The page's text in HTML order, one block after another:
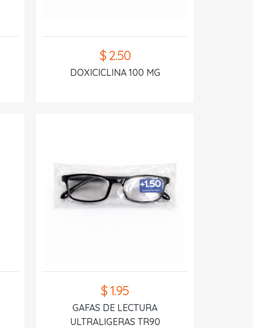
$ 2.50
DOXICICLINA 100 MG
$ 1.95
GAFAS DE LECTURA
ULTRALIGERAS TR90